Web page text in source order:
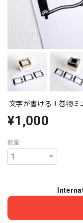
文字が書ける！巻物ミ
¥1,000
数量